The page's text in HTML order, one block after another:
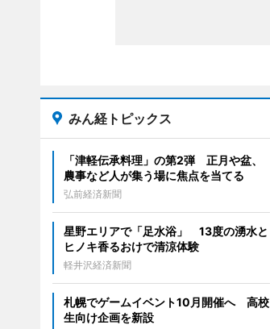
みん経トピックス
「津軽伝承料理」の第2弾 正月や盆、
農事など人が集う場に焦点を当てる
弘前経済新聞
星野エリアで「足水浴」 13度の湧水と
ヒノキ香るおけで清涼体験
軽井沢経済新聞
札幌でゲームイベント10月開催へ 高校
生向け企画を新設